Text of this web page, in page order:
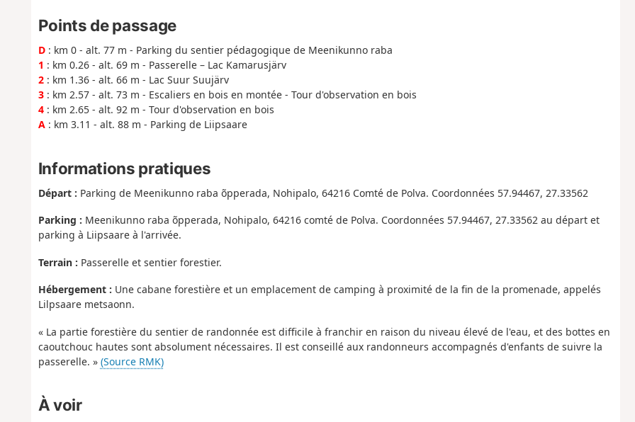
Points de passage
D: km 0 - alt. 77 m - Parking du sentier pédagogique de Meenikunno raba
1 : km 0.26 - alt. 69 m - Passerelle – Lac Kamarusjärv
2: km 1.36 - alt. 66 m - Lac Suur Suujärv
3: km 2.57 - alt. 73 m - Escaliers en bois en montée - Tour d'observation en bois
4: km 2.65 - alt. 92 m - Tour d'observation en bois
A: km 3.11 - alt. 88 m - Parking de Liipsaare
Informations pratiques
Départ : Parking de Meenikunno raba õpperada, Nohipalo, 64216 Comté de Polva. Coordonnées 57.94467, 27.33562
Parking : Meenikunno raba õpperada, Nohipalo, 64216 comté de Polva. Coordonnées 57.94467, 27.33562 au départ et
parking à Liipsaare à l'arrivée.
Terrain : Passerelle et sentier forestier.
Hébergement : Une cabane forestière et un emplacement de camping à proximité de la fin de la promenade, appelés
Lilpsaare metsaonn.
« La partie forestière du sentier de randonnée est difficile à franchir en raison du niveau élevé de l'eau, et des bottes en
caoutchouc hautes sont absolument nécessaires. Il est conseillé aux randonneurs accompagnés d'enfants de suivre la
passerelle. » (Source RMK)
À voir